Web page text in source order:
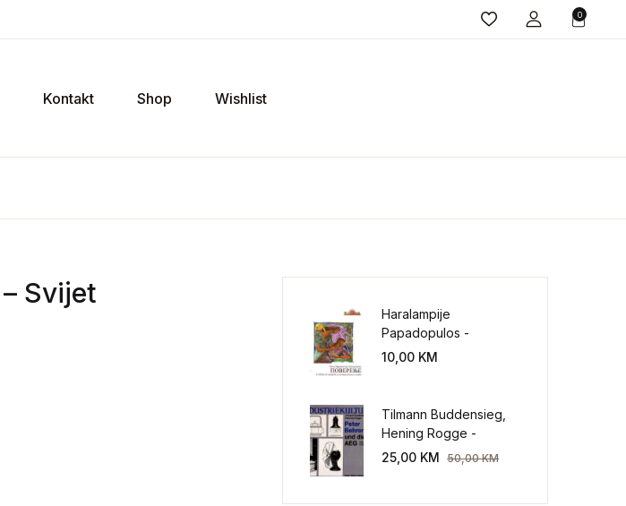
0
Kontakt Shop Wishlist
– Svijet
Haralampije
Papadopulos -
Poverenje: sloboda od
10,00 KM
Tilmann Buddensieg,
Hening Rogge -
Industriekultur: Peter
25,00 KM 50,00KM